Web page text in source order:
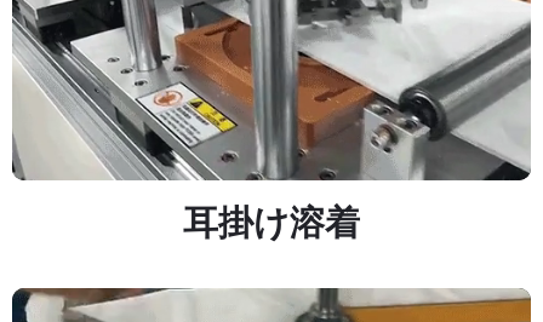
耳掛け溶着